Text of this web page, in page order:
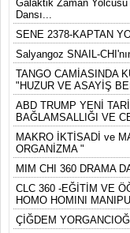
Galaktik Zaman Yolcusu
Dansı...
SENE 2378-KAPTAN
Salyangoz SNAIL-
TANGO CAMİASINDA
"HUZUR VE ASAYİŞ
ABD TRUMP YENİ
BAĞLAMSALLIĞI VE
MAKRO İKTİSADİ ve
ORGANİZMA "
MIM CHI 360 DRAMA
CLC 360 -EĞİTİM VE
HOMO HOMINI
ÇİĞDEM